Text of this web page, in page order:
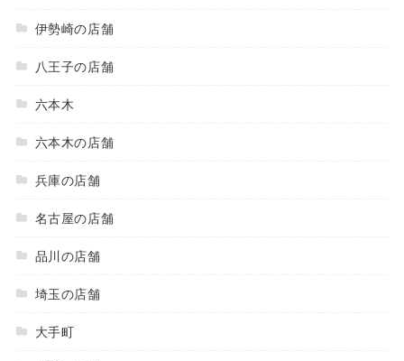
伊勢崎の店舗
八王子の店舗
六本木
六本木の店舗
兵庫の店舗
名古屋の店舗
品川の店舗
埼玉の店舗
大手町